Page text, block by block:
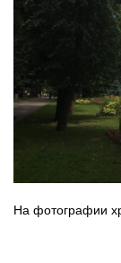
На фотографии